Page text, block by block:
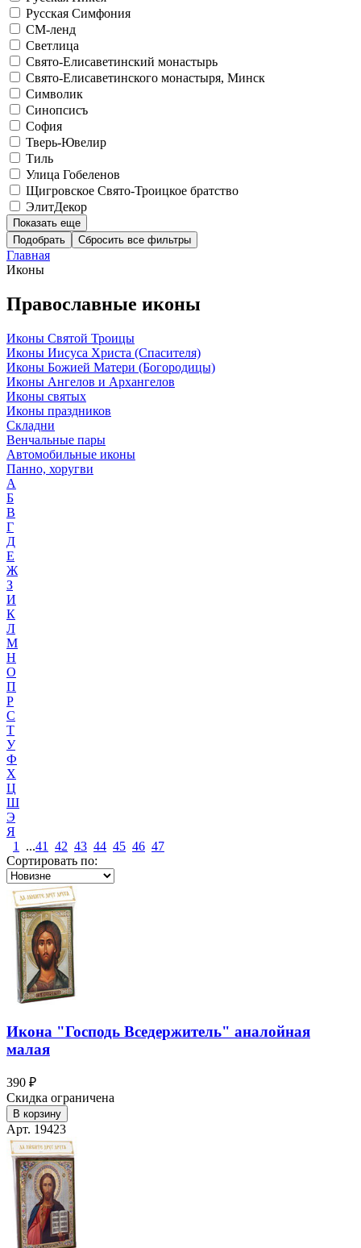
Русская Симфония
СМ-ленд
Светлица
Свято-Елисаветинский монастырь
Свято-Елисаветинского монастыря, Минск
Символик
Синопсисъ
София
Тверь-Ювелир
Тиль
Улица Гобеленов
Щигровское Свято-Троицкое братство
ЭлитДекор
Показать еще
Подобрать
Главная
Иконы
Православные иконы
Иконы Святой Троицы
Иконы Иисуса Христа (Спасителя)
Иконы Божией Матери (Богородицы)
Иконы Ангелов и Архангелов
Иконы святых
Иконы праздников
Складни
Венчальные пары
Автомобильные иконы
Панно, хоругви
А
Б
В
Г
Д
Е
Ж
З
И
К
Л
М
Н
О
П
Р
С
Т
У
Ф
Х
Ц
Ш
Э
Я
1
...41 42 43 44 45 46 47
Сортировать по:
Икона "Господь Вседержитель" аналойная
малая
390 ₽
Скидка ограничена
В корзину
Арт. 19423